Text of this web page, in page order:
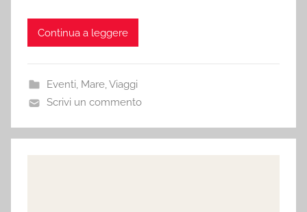
Continua a leggere
Eventi, Mare,Viaggi
Scrivi un commento